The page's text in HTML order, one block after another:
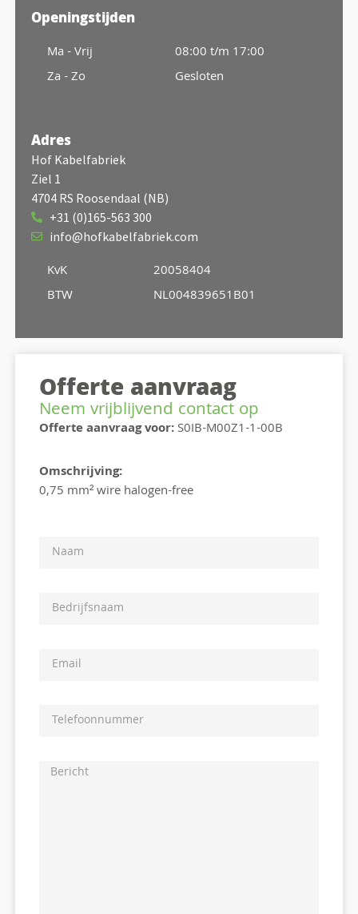
Openingstijden
Ma - Vrij
Za - Zo
08:00 t/m 17:00
Gesloten
Adres
Hof Kabelfabriek
Ziel 1
4704 RS Roosendaal (NB)
+31 (0)165-563 300
info@hofkabelfabriek.com
KvK
BTW
20058404
NL004839651B01
Offerte aanvraag
Neem vrijblijvend contact op
Offerte aanvraag voor:S0IB-M00Z1-1-00B
Omschrijving:
0,75 mm² wire halogen-free